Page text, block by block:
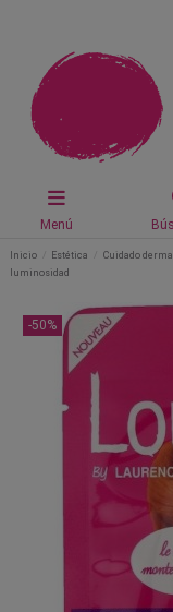
Menú
Inicio Estética Cuidado
luminosidad
-50%